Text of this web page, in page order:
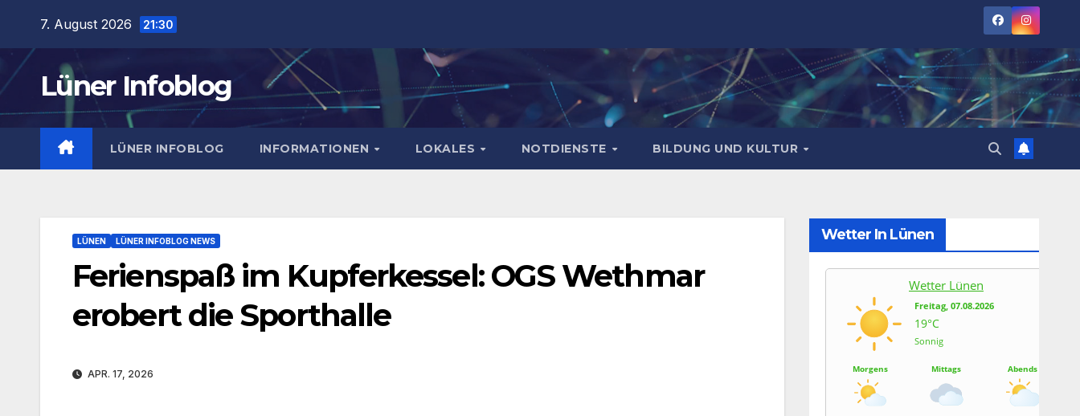
springen
7. August 2026 21:30
Lüner Infoblog
LÜNER INFOBLOG INFORMATIONEN LOKALES NOTDIENSTE BILDUNG UND KULTUR
LÜNEN LÜNER INFOBLOG NEWS
Ferienspaß im Kupferkessel: OGS Wethmar
erobert die Sporthalle
APR. 17, 2026
Wetter In Lünen
Wetter Lünen
Freitag, 07.08.2026
19°C
Sonnig
Morgens Mittags Abends